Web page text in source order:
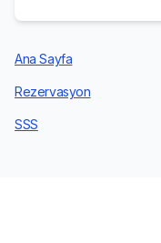
Ana Sayfa
Rezervasyon
SSS